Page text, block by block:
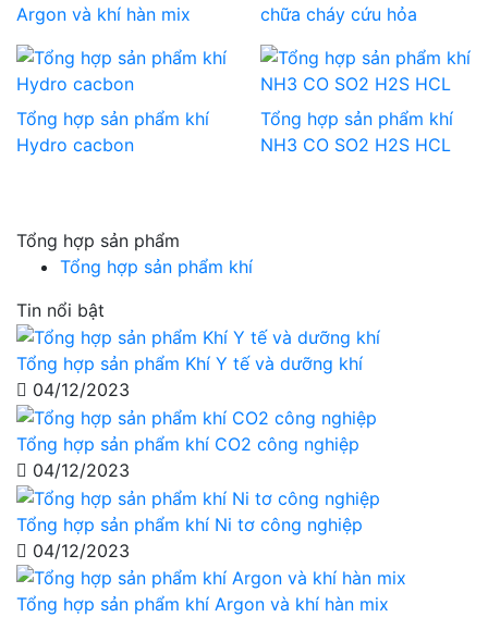
Argon và khí hàn mix
chữa cháy cứu hỏa
Tổng hợp sản phẩm khí
Hydro cacbon
Tổng hợp sản phẩm khí
NH3 CO SO2 H2S HCL
Tổng hợp sản phẩm
Tổng hợp sản phẩm khí
Tin nổi bật
Tổng hợp sản phẩm Khí Y tế và dưỡng khí
04/12/2023
Tổng hợp sản phẩm khí CO2 công nghiệp
04/12/2023
Tổng hợp sản phẩm khí Ni tơ công nghiệp
04/12/2023
Tổng hợp sản phẩm khí Argon và khí hàn mix